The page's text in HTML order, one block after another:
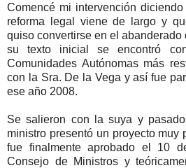
Comencé mi intervención
reforma legal viene de largo y
quiso convertirse en el
su texto inicial se encontró
Comunidades Autónomas más
con la Sra. De la Vega y así fue
ese año 2008.
Se salieron con la suya y
ministro presentó un proyecto muy
fue finalmente aprobado el 10
Consejo de Ministros y